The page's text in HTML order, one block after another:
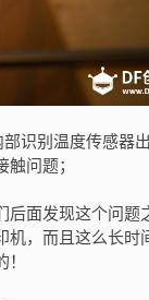
部识别温度传感器
问题；
后面发现这个问题
机，而且这么长时